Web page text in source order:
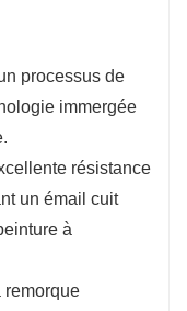
processus de
immergée
résistance
un émail cuit
à
remorque